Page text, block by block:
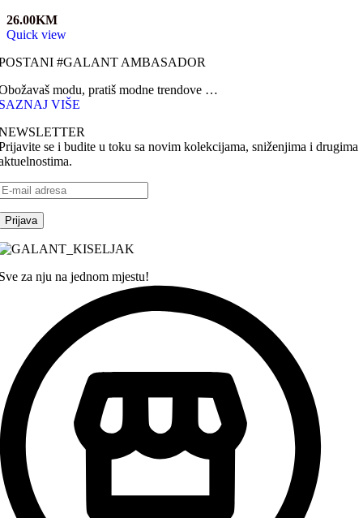
26.00KM
Quick view
#GALANT AMBASADOR
modu, pratiš modne trendove …
VIŠE
se i budite u toku sa novim kolekcijama, sniženjima i drugima
za nju na jednom mjestu!